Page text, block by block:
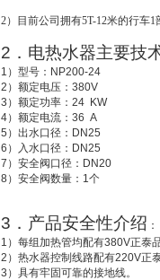
2）目前公司拥有5T-12米的行车
2 ．电热水器主要技
1 ）型号： NP200-24
2 ）额定电压： 380V
3 ）额定功率： 24 KW
4）额定电流： 36 A
5 ）出水口径： DN25
6 ）入水口径： DN25
7 ）安全阀口径： DN20
8）安全阀数量： 1个
3 ．产品安全性介绍 ：
1 ）每组加热管均配有380V正泰
2 ）热水器控制线路配有220V正
3 ）具有牢固可靠的接地线。